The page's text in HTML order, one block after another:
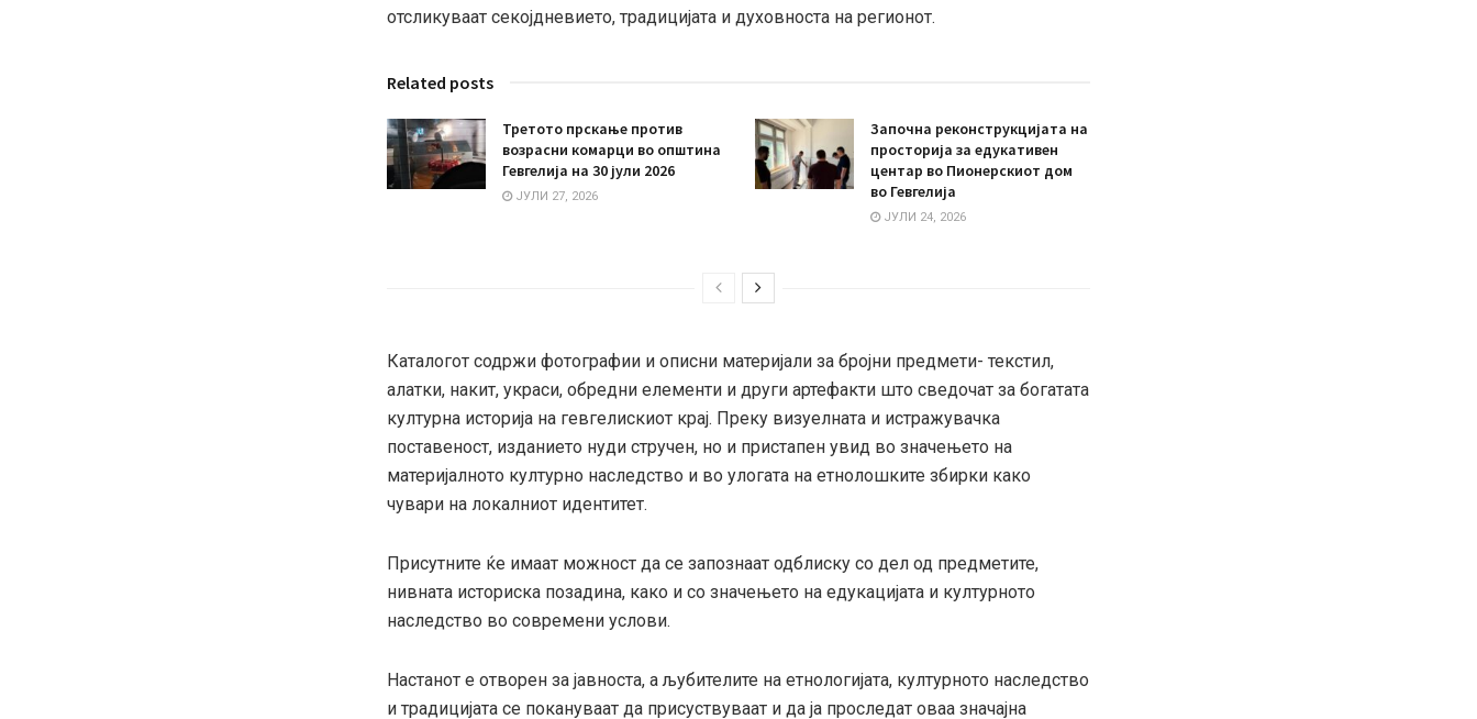
отсликуваат секојдневието, традицијата и духовноста на регионот.
Related posts
Третото прскање против
возрасни комарци во општина
Гевгелија на 30 јули 2026
ЈУЛИ 27, 2026
Започна реконструкцијата на
просторија за едукативен
центар во Пионерскиот дом
во Гевгелија
ЈУЛИ 24, 2026
Каталогот содржи фотографии и описни материјали за бројни предмети- текстил,
алатки, накит, украси, обредни елементи и други артефакти што сведочат за богатата
културна историја на гевгелискиот крај. Преку визуелната и истражувачка
поставеност, изданието нуди стручен, но и пристапен увид во значењето на
материјалното културно наследство и во улогата на етнолошките збирки како
чувари на локалниот идентитет.
Присутните ќе имаат можност да се запознаат одблиску со дел од предметите,
нивната историска позадина, како и со значењето на едукацијата и културното
наследство во современи услови.
Настанот е отворен за јавноста, а љубителите на етнологијата, културното наследство
и традицијата се покануваат да присуствуваат и да ја проследат оваа значајна